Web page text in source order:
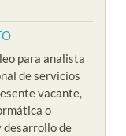
para analista
de servicios
vacante,
o
desarrollo de